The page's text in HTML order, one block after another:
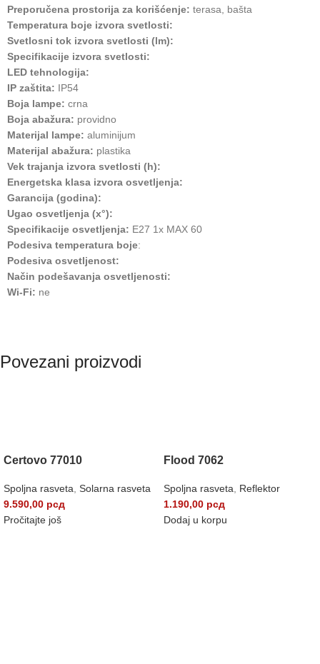
Preporučena prostorija za korišćenje: terasa, bašta
Temperatura boje izvora svetlosti:
Svetlosni tok izvora svetlosti (lm):
Specifikacije izvora svetlosti:
LED tehnologija:
IP zaštita: IP54
Boja lampe: crna
Boja abažura: providno
Materijal lampe: aluminijum
Materijal abažura: plastika
Vek trajanja izvora svetlosti (h):
Energetska klasa izvora osvetljenja:
Garancija (godina):
Ugao osvetljenja (x°):
Specifikacije osvetljenja: E27 1x MAX 60
Podesiva temperatura boje:
Podesiva osvetljenost:
Način podešavanja osvetljenosti:
Wi-Fi: ne
Povezani proizvodi
Certovo 77010
Spoljna rasveta, Solarna rasveta
9.590,00 рсд
Pročitajte još
Flood 7062
Spoljna rasveta, Reflektor
1.190,00 рсд
Dodaj u korpu